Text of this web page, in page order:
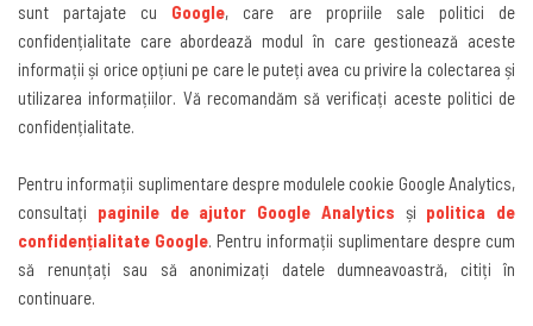
sunt partajate cu Google, care are propriile sale politici de
confidențialitate care abordează modul în care gestionează aceste
informații și orice opțiuni pe care le puteți avea cu privire la colectarea și
utilizarea informațiilor. Vă recomandăm să verificați aceste politici de
confidențialitate.
Pentru informații suplimentare despre modulele cookie Google Analytics,
consultați
paginile de ajutor Google Analytics și politica de
confidențialitate Google. Pentru informații suplimentare despre cum
să renunțați sau să anonimizați datele dumneavoastră, citiți în
continuare.